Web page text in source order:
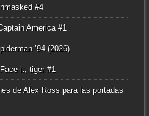
#4
America #1
’94 (2026)
it, tiger #1
de Alex Ross para las portadas